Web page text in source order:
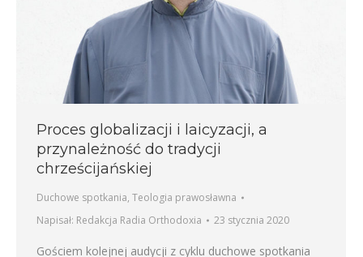
Proces globalizacji i laicyzacji, a
przynależność do tradycji
chrześcijańskiej
Duchowe spotkania, Teologia prawosławna
Napisał: Redakcja Radia Orthodoxia 23 stycznia 2020
Gościem kolejnej audycji z cyklu duchowe spotkania